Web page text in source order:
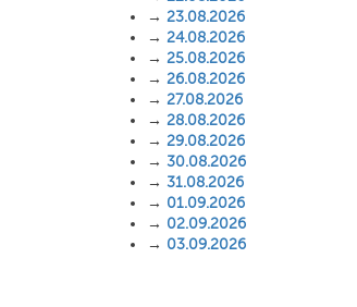
→ 23.08.2026
→ 24.08.2026
→ 25.08.2026
→ 26.08.2026
→ 27.08.2026
→ 28.08.2026
→ 29.08.2026
→ 30.08.2026
→ 31.08.2026
→ 01.09.2026
→ 02.09.2026
→ 03.09.2026